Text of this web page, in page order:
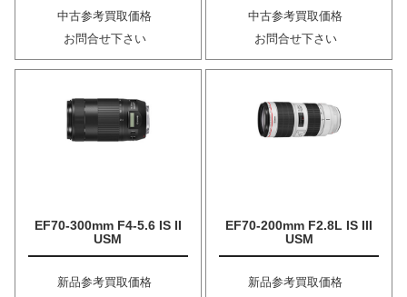
中古参考買取価格
お問合せ下さい
中古参考買取価格
お問合せ下さい
EF70-300mm F4-5.6 IS II
USM
新品参考買取価格
EF70-200mm F2.8L IS III
USM
新品参考買取価格